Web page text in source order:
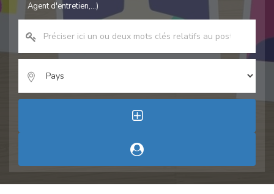
Agent d'entretien,...)